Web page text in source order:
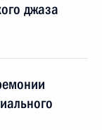
джаза